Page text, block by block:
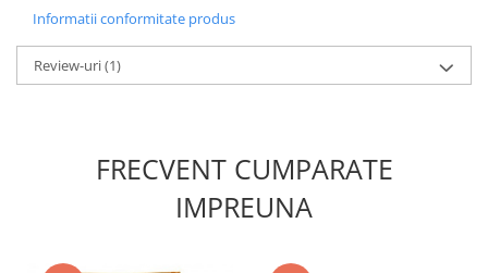
Informatii conformitate produs
Review-uri(1)
FRECVENT CUMPARATE
IMPREUNA